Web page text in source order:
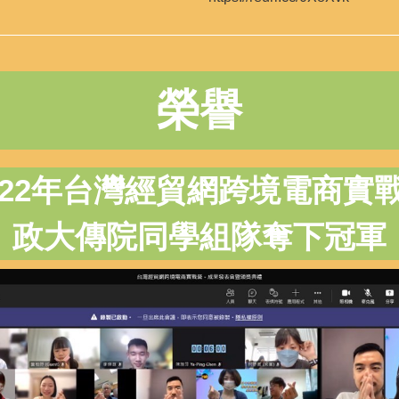
榮譽
年台灣經貿網跨境電商實
政大傳院同學組隊奪下冠軍